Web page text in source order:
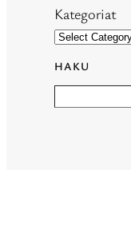
Kategoriat
HAKU